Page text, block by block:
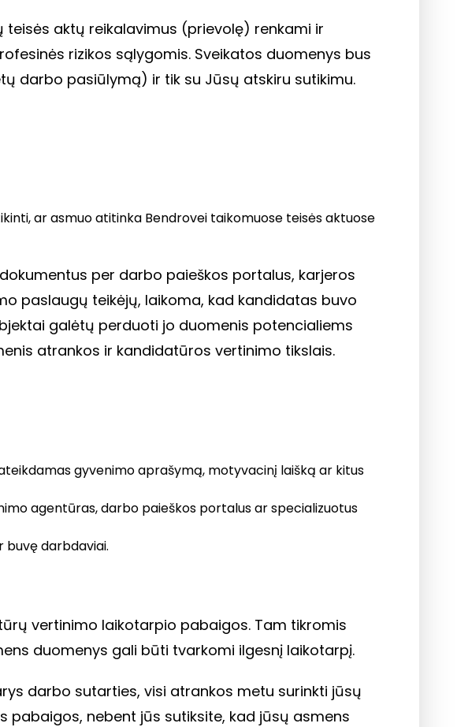
aktų reikalavimus (prievolę) renkami ir
rizikos sąlygomis. Sveikatos duomenys bus
darbo pasiūlymą) ir tik su Jūsų atskiru sutikimu.
ar asmuo atitinka Bendrovei taikomuose teisės aktuose
per darbo paieškos portalus, karjeros
paslaugų teikėjų, laikoma, kad kandidatas buvo
galėtų perduoti jo duomenis potencialiems
atrankos ir kandidatūros vertinimo tikslais.
gyvenimo aprašymą, motyvacinį laišką ar kitus
agentūras, darbo paieškos portalus ar specializuotus
buvę darbdaviai.
vertinimo laikotarpio pabaigos. Tam tikromis
duomenys gali būti tvarkomi ilgesnį laikotarpį.
darbo sutarties, visi atrankos metu surinkti jūsų
pabaigos, nebent jūs sutiksite, kad jūsų asmens